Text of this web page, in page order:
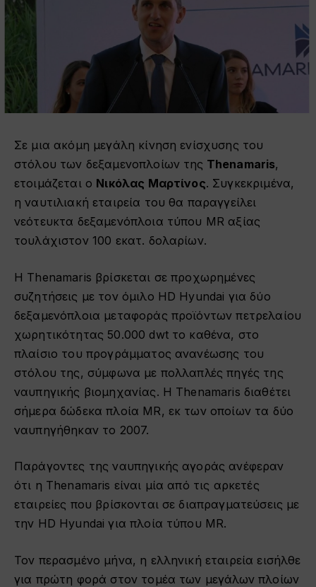
Σε μια ακόμη μεγάλη κίνηση ενίσχυσης του
στόλου των δεξαμενοπλοίων της Thenamaris,
ετοιμάζεται ο Νικόλας Μαρτίνος. Συγκεκριμένα,
η ναυτιλιακή εταιρεία του θα παραγγείλει
νεότευκτα δεξαμενόπλοια τύπου MR αξίας
τουλάχιστον 100 εκατ. δολαρίων.
Η Thenamaris βρίσκεται σε προχωρημένες
συζητήσεις με τον όμιλο HD Hyundai για δύο
δεξαμενόπλοια μεταφοράς προϊόντων πετρελαίου
χωρητικότητας 50.000 dwt το καθένα, στο
πλαίσιο του προγράμματος ανανέωσης του
στόλου της, σύμφωνα με πολλαπλές πηγές της
ναυπηγικής βιομηχανίας. Η Thenamaris διαθέτει
σήμερα δώδεκα πλοία MR, εκ των οποίων τα δύο
ναυπηγήθηκαν το 2007.
Παράγοντες της ναυπηγικής αγοράς ανέφεραν
ότι η Thenamaris είναι μία από τις αρκετές
εταιρείες που βρίσκονται σε διαπραγματεύσεις με
την HD Hyundai για πλοία τύπου MR.
Τον περασμένο μήνα, η ελληνική εταιρεία εισήλθε
για πρώτη φορά στον τομέα των μεγάλων πλοίων